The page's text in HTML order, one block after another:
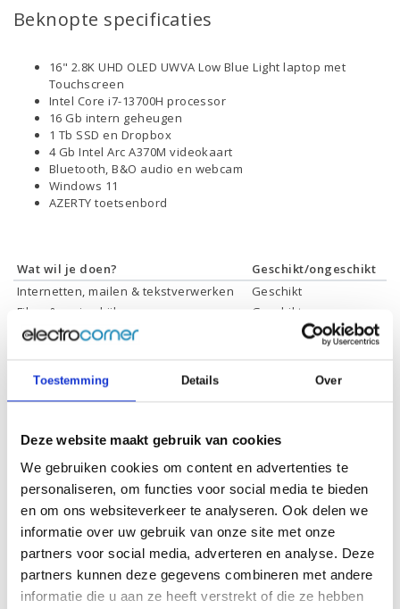
Toestemming Details Over
Deze website maakt gebruik van cookies
We gebruiken cookies om content en advertenties te
personaliseren, om functies voor social media te bieden
en om ons websiteverkeer te analyseren. Ook delen we
informatie over uw gebruik van onze site met onze
partners voor social media, adverteren en analyse. Deze
partners kunnen deze gegevens combineren met andere
informatie die u aan ze heeft verstrekt of die ze hebben
Beknopte specificaties
16" 2.8K UHD OLED UWVA Low Blue Light laptop met
Touchscreen
Intel Core i7-13700H processor
16 Gb intern geheugen
1 Tb SSD en Dropbox
4 Gb Intel Arc A370M videokaart
Bluetooth, B&O audio en webcam
Windows 11
AZERTY toetsenbord
Wat wil je doen?
Geschikt/ongeschikt
Internetten, mailen & tekstverwerken
Geschikt
Films & series kijken
Geschikt
Foto's bewerken
Geschikt
Gamen
* Systeemvereisten zijn sterk afhankelijk van de games die u wilt spelen,
Specificaties
Schermdiagonaal:
16 inch (40,6 cm)
Scherm resolutie:
2880 x 1800 (2,8K UHD OLED)
Touchscreen:
Ja